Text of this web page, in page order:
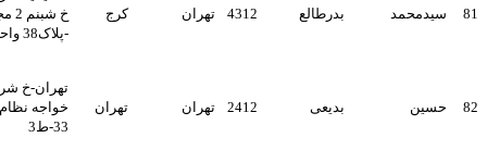
بدرطالع 4312 تهران کرج
خ شبنم 2 مجتمع شبنم
بدیعی 2412 تهران تهران
تهران-خ شریعتی-خ پلیس-خ
خواجه نظام-ک ش ماندگار-پ